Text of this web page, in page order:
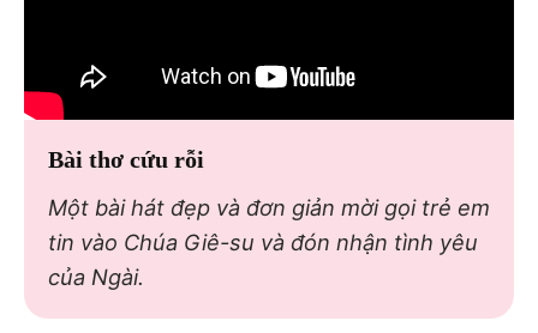
Bài thơ cứu rỗi
Một bài hát đẹp và đơn giản mời gọi trẻ em
tin vào Chúa Giê-su và đón nhận tình yêu
của Ngài.